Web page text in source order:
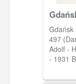
Mydła
Gdańsk
497
Adolf -
- 1931